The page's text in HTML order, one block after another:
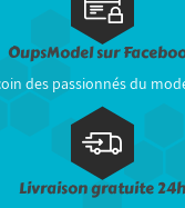
OupsModel sur
des passionnés du
Livraison gratuite 24h